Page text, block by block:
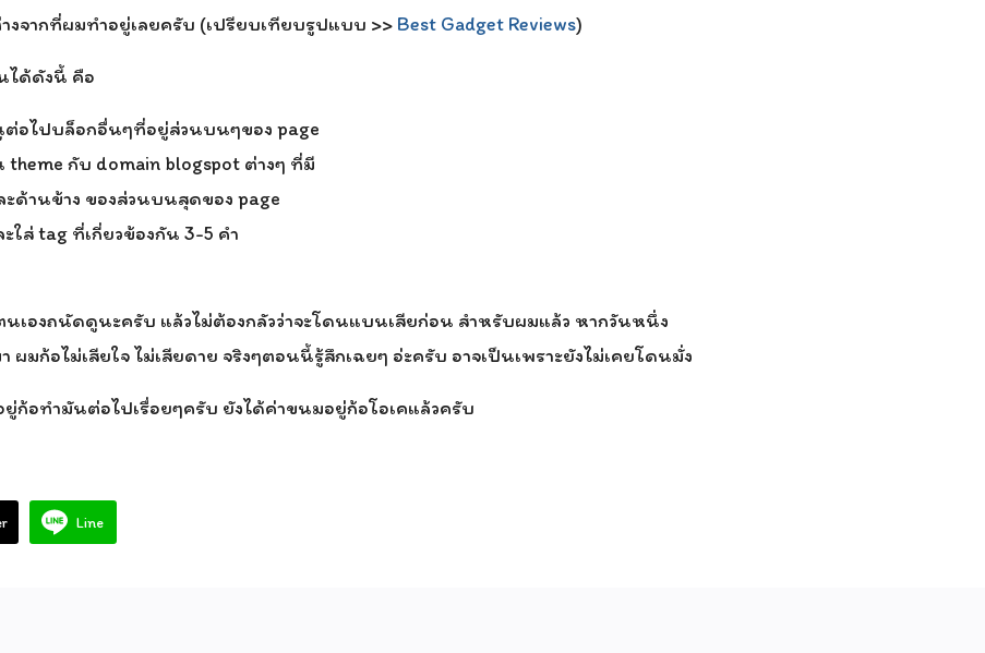
งจากที่ผมทำอยู่เลยครับ (เปรียบเทียบรูปแบบ >> Best Gadget Reviews)
ได้ดังนี้ คือ
ต่อไปบล็อกอื่นๆที่อยู่ส่วนบนๆของ page
theme กับ domain blogspot ต่างๆ ที่มี
ด้านข้าง ของส่วนบนสุดของ page
ใส่ tag ที่เกี่ยวข้องกัน 3-5 คำ
นเองถนัดดูนะครับ แล้วไม่ต้องกลัวว่าจะโดนแบนเสียก่อน สำหรับผมแล้ว หากวันหนึ่ง
มก้อไม่เสียใจ ไม่เสียดาย จริงๆตอนนี้รู้สึกเฉยๆ อ่ะครับ อาจเป็นเพราะยังไม่เคยโดนมั่ง
ยู่ก้อทำมันต่อไปเรื่อยๆครับ ยังได้ค่าขนมอยู่ก้อโอเคแล้วครับ
Line